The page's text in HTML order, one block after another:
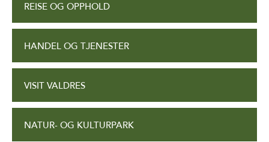
REISE OG OPPHOLD
HANDEL OG TJENESTER
VISIT VALDRES
NATUR- OG KULTURPARK